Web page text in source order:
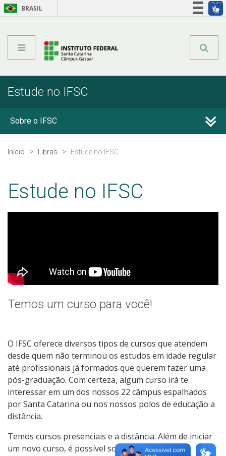
BRASIL
Estude no IFSC
Sobre o IFSC
Estude no IFSC
Início Libras Estude no IFSC
Estude no IFSC
Temos um curso para você!
O IFSC oferece diversos tipos de cursos que atendem
desde quem não terminou os estudos em idade regular
até profissionais já formados que querem fazer uma
pós-graduação. Com certeza, algum curso irá te
interessar em um dos nossos 22 câmpus espalhados
por Santa Catarina ou nos nossos polos de educação a
distância.
Temos cursos presenciais e a distância. Além de iniciar
um novo curso, é possível solicitar transferência